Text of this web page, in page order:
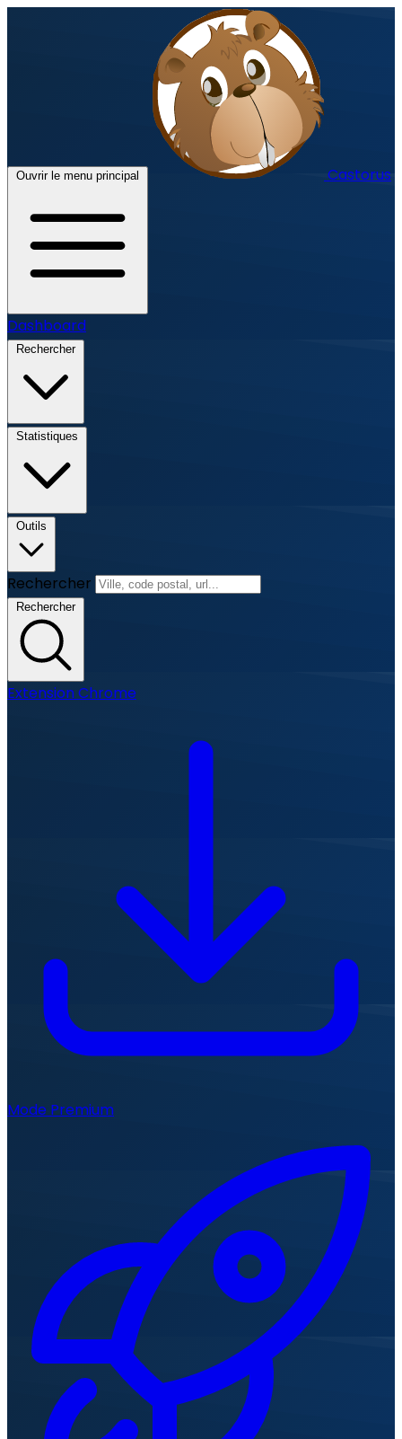
Ouvrir le menu principal Castorus
Dashboard
Rechercher
Statistiques
Outils
Rechercher
Rechercher
Extension Chrome
Mode Premium